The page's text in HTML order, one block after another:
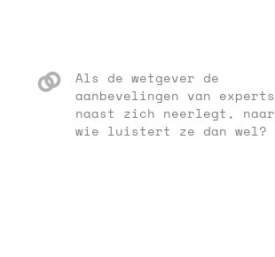
Als de wetgever de
aanbevelingen van experts
naast zich neerlegt, naar
wie luistert ze dan wel?